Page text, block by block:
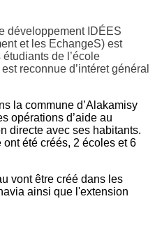
développement IDÉES
et les EchangeS) est
de l’école
reconnue d’intéret général
la commune d’Alakamisy
opérations d’aide au
directe avec ses habitants.
été créés, 2 écoles et 6
vont être créé dans les
ainsi que l'extension